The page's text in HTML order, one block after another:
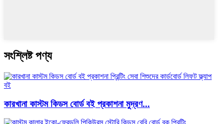
সংশ্লিষ্ট পণ্য
কারখানা কাস্টম কিডস বোর্ড বই প্রকাশনা মুদ্রণ...